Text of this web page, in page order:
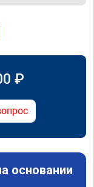
₽
основании